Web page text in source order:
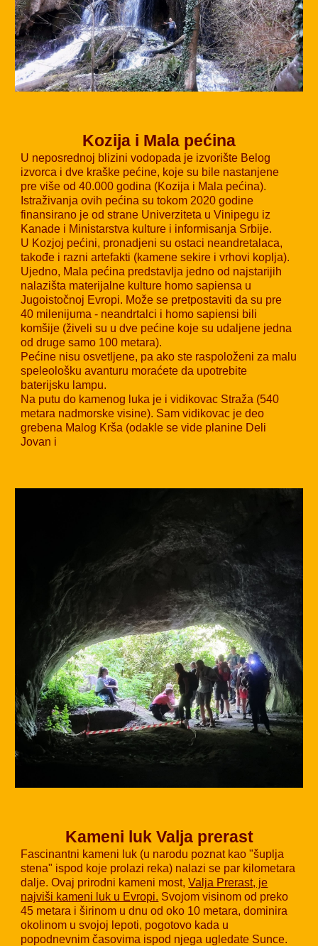
Kozija i Mala pećina
U neposrednoj blizini vodopada je izvorište Belog
izvorca i dve kraške pećine, koje su bile nastanjene
pre više od 40.000 godina (Kozija i Mala pećina).
Istraživanja ovih pećina su tokom 2020 godine
finansirano je od strane Univerziteta u Vinipegu iz
Kanade i Ministarstva kulture i informisanja Srbije.
U Kozjoj pećini, pronadjeni su ostaci neandretalaca,
takođe i razni artefakti (kamene sekire i vrhovi koplja).
Ujedno, Mala pećina predstavlja jedno od najstarijih
nalazišta materijalne kulture homo sapiensa u
Jugoistočnoj Evropi. Može se pretpostaviti da su pre
40 milenijuma - neandrtalci i homo sapiensi bili
komšije (živeli su u dve pećine koje su udaljene jedna
od druge samo 100 metara).
Pećine nisu osvetljene, pa ako ste raspoloženi za malu
speleološku avanturu moraćete da upotrebite
baterijsku lampu.
Na putu do kamenog luka je i vidikovac Straža (540
metara nadmorske visine). Sam vidikovac je deo
grebena Malog Krša (odakle se vide planine Deli
Jovan i
Kameni luk Valja prerast
Fascinantni kameni luk (u narodu poznat kao "šuplja
stena" ispod koje prolazi reka) nalazi se par kilometara
dalje. Ovaj prirodni kameni most,Valja Prerast, je
najviši kameni luk u Evropi. Svojom visinom od preko
45 metara i širinom u dnu od oko 10 metara, dominira
okolinom u svojoj lepoti, pogotovo kada u
popodnevnim časovima ispod njega ugledate Sunce.